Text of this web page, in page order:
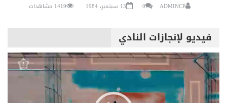
ADMINCP
0 13 سبتمبر، 1984 1419 مشاهدات
فيديو لإنجازات النادي
مشغل
الفيديو